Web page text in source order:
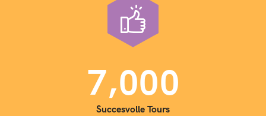
7,000
Succesvolle Tours